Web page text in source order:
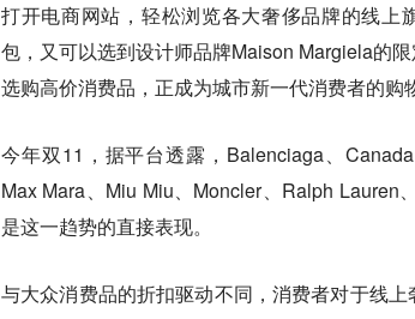
打开电商网站，轻松浏览各大奢侈品牌的线
包，又可以选到设计师品牌Maison Margiela的
选购高价消费品，正成为城市新一代消费者的购
今年双11，据平台透露，Balenciaga、
Max Mara、Miu Miu、Moncler、Ralph
是这一趋势的直接表现。
与大众消费品的折扣驱动不同，消费者对于线